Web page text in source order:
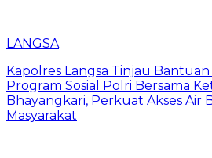
LANGSA
Kapolres Langsa Tinjau
Program Sosial Polri Bersama
Bhayangkari, Perkuat Akses Air
Masyarakat